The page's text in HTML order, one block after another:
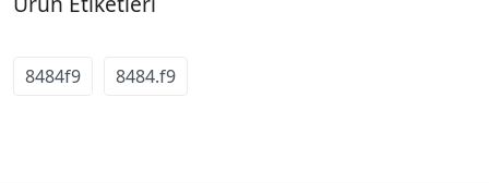
8484f9 8484.f9